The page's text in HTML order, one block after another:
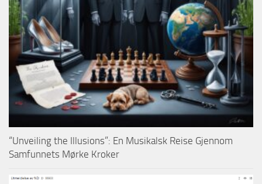
“Unveiling the Illusions”: En Musikalsk Reise Gjennom
Samfunnets Mørke Kroker